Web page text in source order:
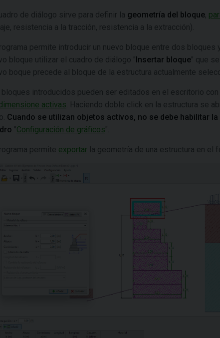
de diálogo sirve para definir la geometría del bloque,
resistencia a la tracción, resistencia a la extracción).
permite introducir un nuevo bloque entre dos
bloque utilizar el cuadro de diálogo "Insertar bloque" que
boque precede al bloque de la estructura actualmente
bloques introducidos pueden ser editados en el escritorio con
activas . Haciendo doble click en la estructura se
Cuando se utilizan objetos activos, no se debe habilitar
"Configuración de gráficos".
permite exportar la geometría de una estructura en el